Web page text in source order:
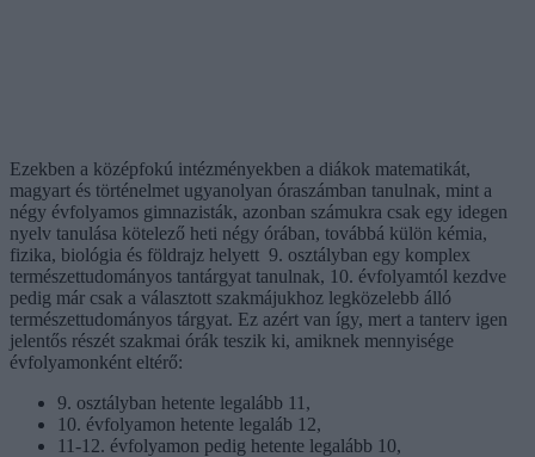
Ezekben a középfokú intézményekben a diákok matematikát,
magyart és történelmet ugyanolyan óraszámban tanulnak, mint a
négy évfolyamos gimnazisták, azonban számukra csak egy idegen
nyelv tanulása kötelező heti négy órában, továbbá külön kémia,
fizika, biológia és földrajz helyett 9. osztályban egy komplex
természettudományos tantárgyat tanulnak, 10. évfolyamtól kezdve
pedig már csak a választott szakmájukhoz legközelebb álló
természettudományos tárgyat. Ez azért van így, mert a tanterv igen
jelentős részét szakmai órák teszik ki, amiknek mennyisége
évfolyamonként eltérő:
9. osztályban hetente legalább 11,
10. évfolyamon hetente legaláb 12,
11-12. évfolyamon pedig hetente legalább 10,